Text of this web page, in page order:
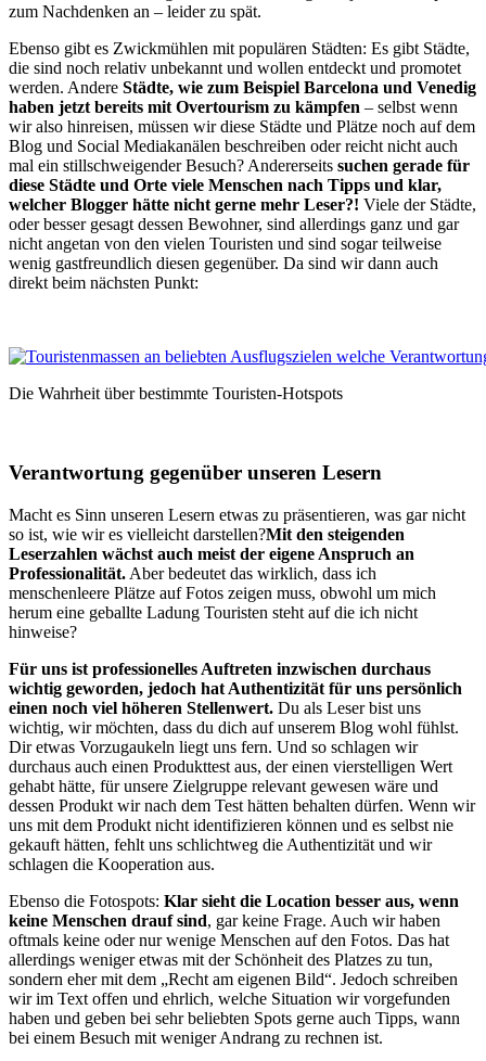
zum Nachdenken an – leider zu spät.
Ebenso gibt es Zwickmühlen mit populären Städten: Es gibt Städte,
die sind noch relativ unbekannt und wollen entdeckt und promotet
werden. Andere Städte, wie zum Beispiel Barcelona und Venedig
haben jetzt bereits mit Overtourism zu kämpfen – selbst wenn
wir also hinreisen, müssen wir diese Städte und Plätze noch auf dem
Blog und Social Mediakanälen beschreiben oder reicht nicht auch
mal ein stillschweigender Besuch? Andererseits suchen gerade für
diese Städte und Orte viele Menschen nach Tipps und klar,
welcher Blogger hätte nicht gerne mehr Leser?! Viele der Städte,
oder besser gesagt dessen Bewohner, sind allerdings ganz und gar
nicht angetan von den vielen Touristen und sind sogar teilweise
wenig gastfreundlich diesen gegenüber. Da sind wir dann auch
direkt beim nächsten Punkt:
Die Wahrheit über bestimmte Touristen-Hotspots
Verantwortung gegenüber unseren Lesern
Macht es Sinn unseren Lesern etwas zu präsentieren, was gar nicht
so ist, wie wir es vielleicht darstellen?Mit den steigenden
Leserzahlen wächst auch meist der eigene Anspruch an
Professionalität. Aber bedeutet das wirklich, dass ich
menschenleere Plätze auf Fotos zeigen muss, obwohl um mich
herum eine geballte Ladung Touristen steht auf die ich nicht
hinweise?
Für uns ist professionelles Auftreten inzwischen durchaus
wichtig geworden, jedoch hat Authentizität für uns persönlich
einen noch viel höheren Stellenwert. Du als Leser bist uns
wichtig, wir möchten, dass du dich auf unserem Blog wohl fühlst.
Dir etwas Vorzugaukeln liegt uns fern. Und so schlagen wir
durchaus auch einen Produkttest aus, der einen vierstelligen Wert
gehabt hätte, für unsere Zielgruppe relevant gewesen wäre und
dessen Produkt wir nach dem Test hätten behalten dürfen. Wenn wir
uns mit dem Produkt nicht identifizieren können und es selbst nie
gekauft hätten, fehlt uns schlichtweg die Authentizität und wir
schlagen die Kooperation aus.
Ebenso die Fotospots: Klar sieht die Location besser aus, wenn
keine Menschen drauf sind, gar keine Frage. Auch wir haben
oftmals keine oder nur wenige Menschen auf den Fotos. Das hat
allerdings weniger etwas mit der Schönheit des Platzes zu tun,
sondern eher mit dem „Recht am eigenen Bild“. Jedoch schreiben
wir im Text offen und ehrlich, welche Situation wir vorgefunden
haben und geben bei sehr beliebten Spots gerne auch Tipps, wann
bei einem Besuch mit weniger Andrang zu rechnen ist.